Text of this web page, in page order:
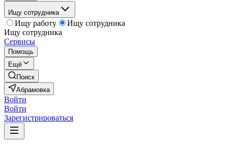
Ищу сотрудника
Ищу работу
Ищу сотрудника
Ищу сотрудника
Сервисы
Помощь
Ещё
Поиск
Абрамовка
Войти
Войти
Зарегистрироваться